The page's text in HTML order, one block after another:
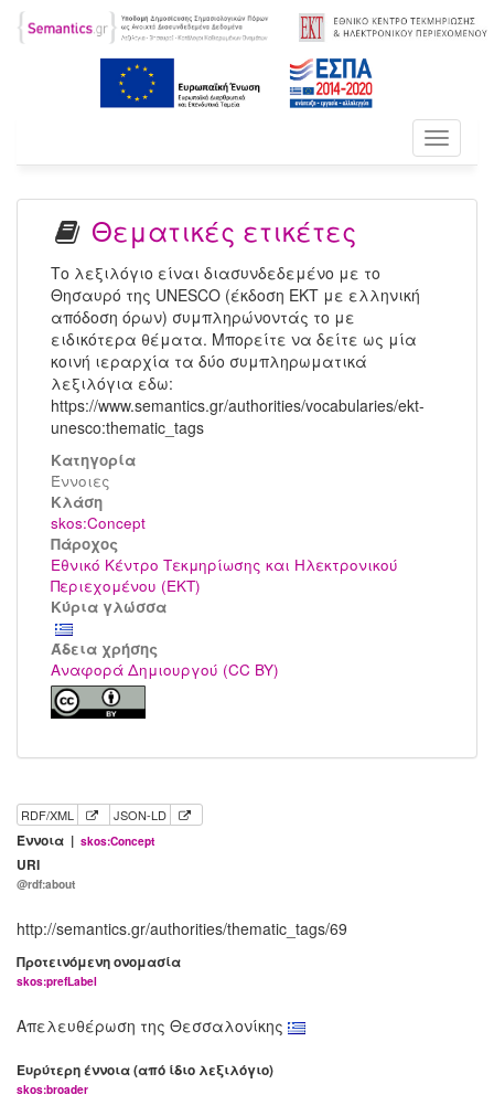
Toggle
Θεματικές ετικέτες
Το λεξιλόγιο είναι διασυνδεδεμένο με το
Θησαυρό της UNESCO (έκδοση ΕΚΤ με ελληνική
απόδοση όρων) συμπληρώνοντάς το με
ειδικότερα θέματα. Μπορείτε να δείτε ως μία
κοινή ιεραρχία τα δύο συμπληρωματικά
λεξιλόγια εδω:
https://www.semantics.gr/authorities/vocabularies/ekt-
unesco:thematic_tags
Κατηγορία
Έννοιες
Kλάση
skos:Concept
Πάροχος
Εθνικό Κέντρο Τεκμηρίωσης και Ηλεκτρονικού
Περιεχομένου (ΕΚΤ)
Κύρια γλώσσα
Άδεια χρήσης
Αναφορά Δημιουργού (CC BY)
RDF/XML JSON-LD
Έννοια | skos:Concept
URI
@rdf:about
http://semantics.gr/authorities/thematic_tags/69
Προτεινόμενη ονομασία
skos:prefLabel
Απελευθέρωση της Θεσσαλονίκης
Ευρύτερη έννοια (από ίδιο λεξιλόγιο)
skos:broader